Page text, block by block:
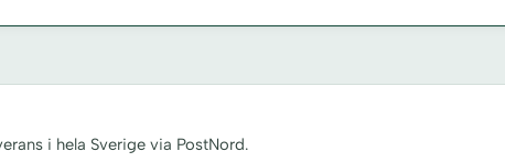
i hela Sverige via PostNord.